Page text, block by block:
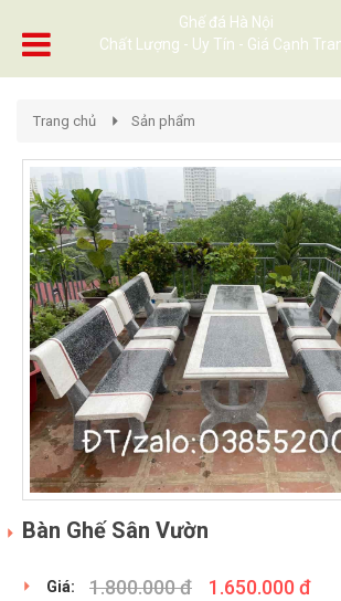
Ghế đá Hà Nội
Chất Lượng - Uy Tín - Giá Cạnh
Trang chủ Sản phẩm
Bàn Ghế Sân Vườn
Giá: 1.800.000 đ 1.650.000 đ